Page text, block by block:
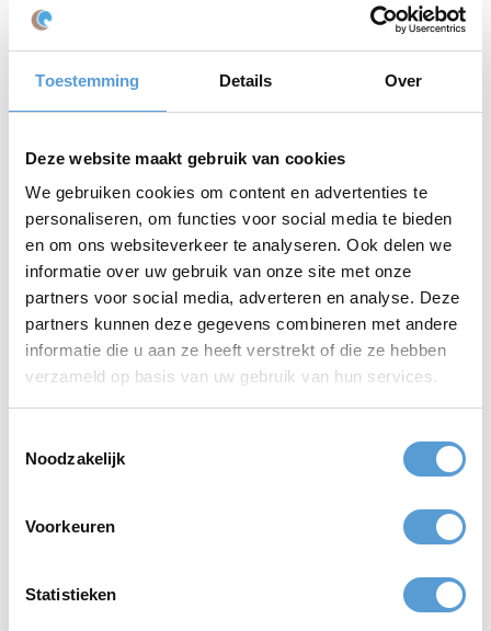
Toestemming Details Over
Deze website maakt gebruik van cookies
We gebruiken cookies om content en advertenties te
personaliseren, om functies voor social media te bieden
en om ons websiteverkeer te analyseren. Ook delen we
informatie over uw gebruik van onze site met onze
partners voor social media, adverteren en analyse. Deze
partners kunnen deze gegevens combineren met andere
informatie die u aan ze heeft verstrekt of die ze hebben
verzameld op basis van uw gebruik van hun services.
Noodzakelijk
Voorkeuren
Statistieken
Workshop Schilderen
– creativiteit en rust combineren in een
IJssculpturen maken
– verrassend en verbindend, zelfs buiten
de winter
verbinding in één
Samen sterk: Beleving aan Zee &
Bilderberg
De samenwerking tussen Beleving aan Zee en Bilderberg
combineert de professionaliteit van een evenementenorganisatie
met de gastvrijheid en sfeer van een tophotel.
Bij Hotel ’t Speulderbos word je volledig ontzorgd: van ontvangst
tot uitvoering, van detail tot afsluiting. Het resultaat is een
bedrijfsuitje dat inspireert, verbindt en bijblijft.